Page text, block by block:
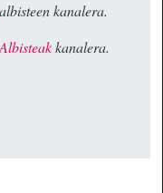
albisteen kanalera.
kanalera.